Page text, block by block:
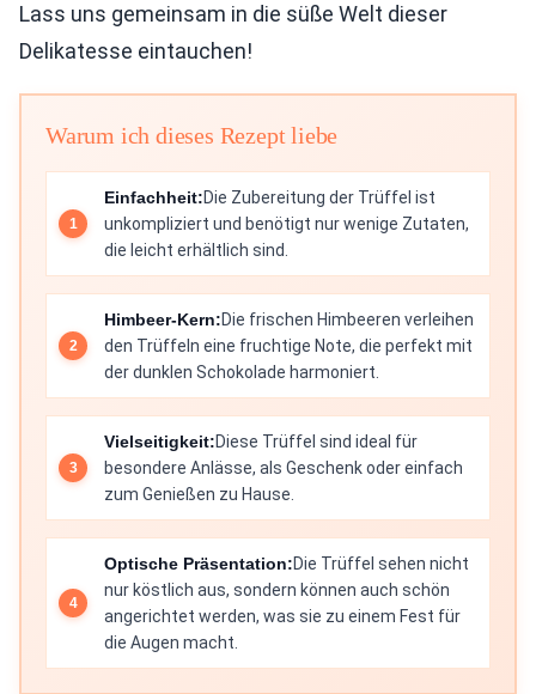
Lass uns gemeinsam in die süße Welt dieser
Delikatesse eintauchen!
Warum ich dieses Rezept liebe
Einfachheit:Die Zubereitung der Trüffel ist
unkompliziert und benötigt nur wenige Zutaten,
die leicht erhältlich sind.
Himbeer-Kern:Die frischen Himbeeren verleihen
den Trüffeln eine fruchtige Note, die perfekt mit
der dunklen Schokolade harmoniert.
Vielseitigkeit:Diese Trüffel sind ideal für
besondere Anlässe, als Geschenk oder einfach
zum Genießen zu Hause.
Optische Präsentation:Die Trüffel sehen nicht
nur köstlich aus, sondern können auch schön
angerichtet werden, was sie zu einem Fest für
die Augen macht.